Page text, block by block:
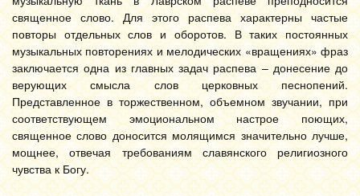
священное слово. Для этого распева характерны частые
повторы отдельных слов и оборотов. В таких постоянных
музыкальных повторениях и мелодических «вращениях» фраз
заключается одна из главных задач распева – донесение до
верующих смысла слов церковных песнопений.
Представленное в торжественном, объемном звучании, при
соответствующем эмоциональном настрое поющих,
священное слово доносится молящимся значительно лучше,
мощнее, отвечая требованиям славянского религиозного
чувства к Богу.